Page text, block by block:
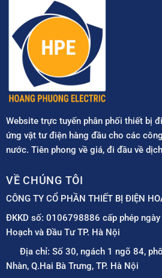
Website trực tuyến phân phối thiết bị
ứng vật tư điện hàng đầu cho các
nước. Tiên phong về giá, đi đầu về
VỀ CHÚNG TÔI
CÔNG TY CỔ PHẦN THIẾT BỊ ĐIỆN
ĐKKD số: 0106798886 cấp phép
Hoạch và Đầu Tư TP. Hà Nội
Địa chỉ: Số 30, ngách 1 ngõ 84,
Nhàn, Q.Hai Bà Trưng, TP. Hà Nội